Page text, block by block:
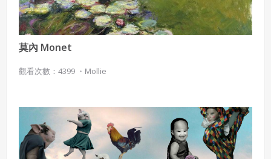
用膠狀顏料在宣紙上作畫，也就是今日的膠彩畫作法。他曾試圖要
求康熙帝開辦學習用西方透視原理來繪畫的繪畫學校，但不被採
用，後來與中國學者年希堯一起出版了一本《視學》，是中國第一
部透視學專著。
莫內 Monet
觀看次數：4399 ・ Mollie